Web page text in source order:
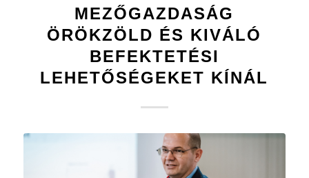
MEZŐGAZDASÁG
ÖRÖKZÖLD ÉS KIVÁLÓ
BEFEKTETÉSI
LEHETŐSÉGEKET KÍNÁL